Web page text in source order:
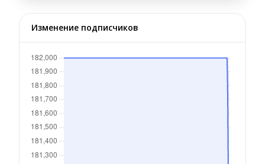
Изменение подписчиков